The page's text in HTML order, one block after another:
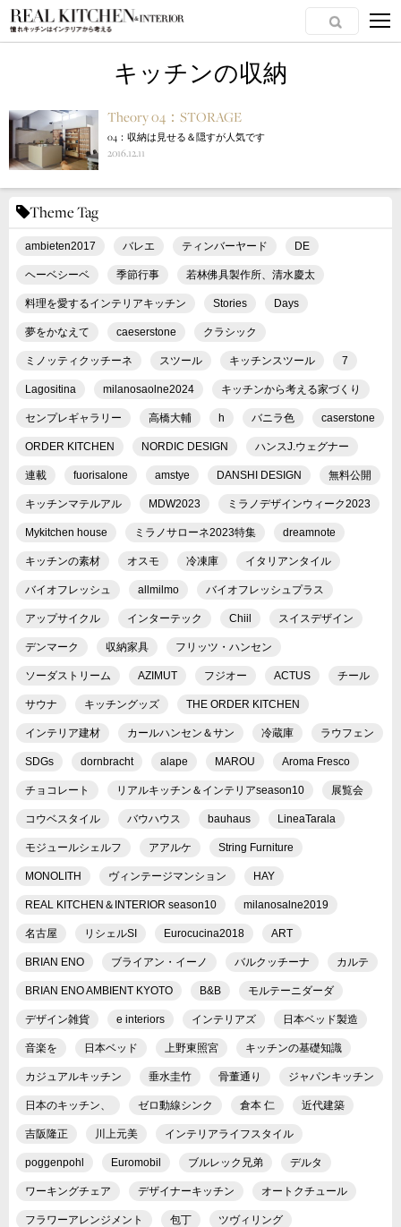
キッチンの収納
Theory 04：STORAGE
04：収納は見せる＆隠すが人気です
2016.12.11
Theme Tag
ambieten2017 バレエ ティンバーヤード DE
ヘーベシーベ 季節行事 若林佛具製作所、清水慶太
料理を愛するインテリアキッチン Stories Days
夢をかなえて caeserstone クラシック
ミノッティクッチーネ スツール キッチンスツール 7
Lagositina milanosaolne2024 キッチンから考える家づくり
センプレギャラリー 高橋大輔 h バニラ色 caserstone
ORDER KITCHEN NORDIC DESIGN ハンスJ.ウェグナー
連載 fuorisalone amstye DANSHI DESIGN 無料公開
キッチンマテルアル MDW2023 ミラノデザインウィーク2023
Mykitchen house ミラノサローネ2023特集 dreamnote
キッチンの素材 オスモ 冷凍庫 イタリアンタイル
バイオフレッシュ allmilmo バイオフレッシュプラス
アップサイクル インターテック Chiil スイスデザイン
デンマーク 収納家具 フリッツ・ハンセン
ソーダストリーム AZIMUT フジオー ACTUS チール
サウナ キッチングッズ THE ORDER KITCHEN
インテリア建材 カールハンセン＆サン 冷蔵庫 ラウフェン
SDGs dornbracht alape MAROU Aroma Fresco
チョコレート リアルキッチン＆インテリアseason10 展覧会
コウベスタイル バウハウス bauhaus LineaTarala
モジュールシェルフ アアルケ String Furniture
MONOLITH ヴィンテージマンション HAY
REAL KITCHEN＆INTERIOR season10 milanosalne2019
名古屋 リシェルSI Eurocucina2018 ART
BRIAN ENO ブライアン・イーノ バルクッチーナ カルテ
BRIAN ENO AMBIENT KYOTO B&B モルテーニダーダ
デザイン雑貨 e interiors インテリアズ 日本ベッド製造
音楽を 日本ベッド 上野東照宮 キッチンの基礎知識
カジュアルキッチン 垂水圭竹 骨董通り ジャパンキッチン
日本のキッチン、 ゼロ動線シンク 倉本 仁 近代建築
吉阪隆正 川上元美 インテリアライフスタイル
poggenpohl Euromobil ブルレック兄弟 デルタ
ワーキングチェア デザイナーキッチン オートクチュール
フラワーアレンジメント 包丁 ツヴィリング